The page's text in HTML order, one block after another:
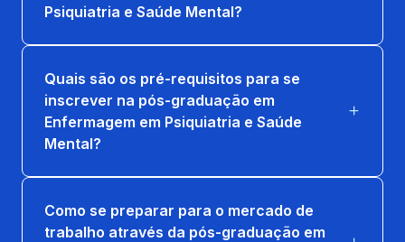
Psiquiatria e Saúde Mental?
Quais são os pré-requisitos para se
inscrever na pós-graduação em
Enfermagem em Psiquiatria e Saúde
Mental?
Como se preparar para o mercado de
trabalho através da pós-graduação em